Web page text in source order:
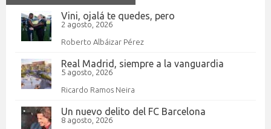
Vini, ojalá te quedes, pero
2 agosto, 2026
Roberto Albáizar Pérez
Real Madrid, siempre a la vanguardia
5 agosto, 2026
Ricardo Ramos Neira
Un nuevo delito del FC Barcelona
8 agosto, 2026